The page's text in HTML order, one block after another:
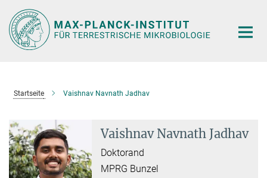
Hauptinhalt
Startseite Vaishnav Navnath Jadhav
Vaishnav Navnath Jadhav
Doktorand
MPRG Bunzel